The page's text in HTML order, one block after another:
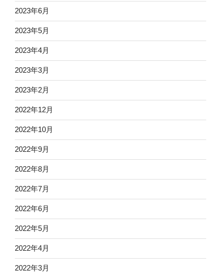
2023年6月
2023年5月
2023年4月
2023年3月
2023年2月
2022年12月
2022年10月
2022年9月
2022年8月
2022年7月
2022年6月
2022年5月
2022年4月
2022年3月